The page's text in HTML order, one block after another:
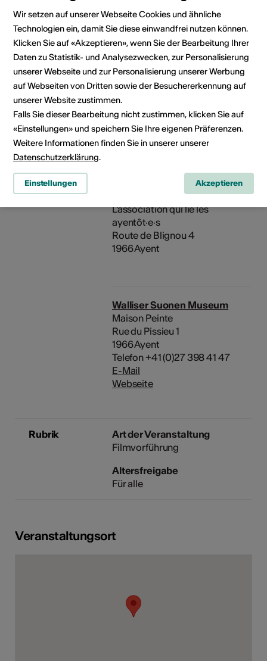
Bauliche
Zugänglichkeit
Angebot in
WC
eingeschränkt
rollstuhlgängig
Parkplatz nicht
rollstuhlgängig
Veranstalter
Association ALIEN·NE
L'association qui lie les
ayentôt·e·s
Route de Blignou 4
1966 Ayent
Walliser Suonen Museum
Maison Peinte
Rue du Pissieu 1
1966 Ayent
Telefon +41 (0)27 398 41 47
E-Mail
Webseite
Rubrik
Art der Veranstaltung
Filmvorführung
Altersfreigabe
Für alle
Veranstaltungsort
Wir setzen auf unserer Webseite Cookies und ähnliche
Technologien ein, damit Sie diese einwandfrei nutzen können.
Klicken Sie auf «Akzeptieren», wenn Sie der Bearbeitung Ihrer
Daten zu Statistik- und Analysezwecken, zur Personalisierung
unserer Webseite und zur Personalisierung unserer Werbung
auf Webseiten von Dritten sowie der Besuchererkennung auf
unserer Website zustimmen.
Falls Sie dieser Bearbeitung nicht zustimmen, klicken Sie auf
«Einstellungen» und speichern Sie Ihre eigenen Präferenzen.
Weitere Informationen finden Sie in unserer unserer
Datenschutzerklärung.
Einstellungen Akzeptieren